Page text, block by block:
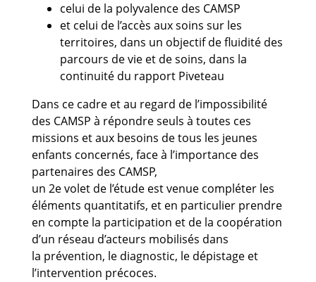
celui de la polyvalence des CAMSP
et celui de l’accès aux soins sur les
territoires, dans un objectif de fluidité des
parcours de vie et de soins, dans la
continuité du rapport Piveteau
Dans ce cadre et au regard de l’impossibilité
des CAMSP à répondre seuls à toutes ces
missions et aux besoins de tous les jeunes
enfants concernés, face à l’importance des
partenaires des CAMSP,
un 2e volet de l’étude est venue compléter les
éléments quantitatifs, et en particulier prendre
en compte la participation et de la coopération
d’un réseau d’acteurs mobilisés dans
la prévention, le diagnostic, le dépistage et
l’intervention précoces.